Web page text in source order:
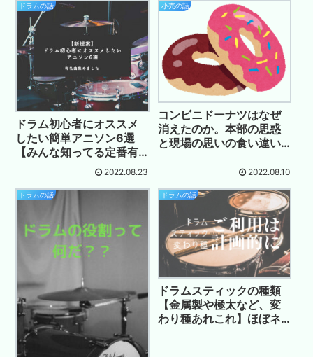
ドラムの話
ドラム初心者にオススメ
したい簡単アニソン6選
【みんな知ってる定番有
2022.08.23
小売の話
コンビニドーナツはなぜ
消えたのか。本部の思惑
と現場の思いの食い違い
2022.08.10
ドラムの話 ドラムの話
ドラムスティックの種類
【金属製や極太など、変
わり種あれこれ】ほぼネ